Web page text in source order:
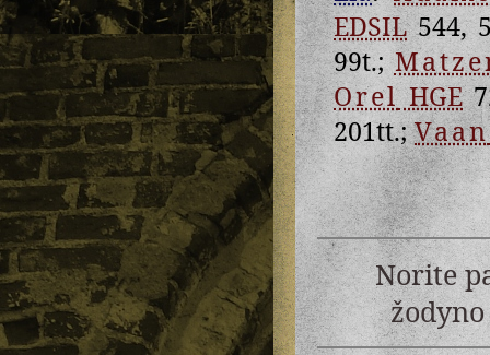
EDSIL544,
99t.;
OrelHGE
201tt.;Vaan
Norite